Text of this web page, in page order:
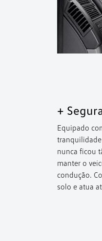
+
Equipado
nunca ficou
manter o
condução.
solo e atua